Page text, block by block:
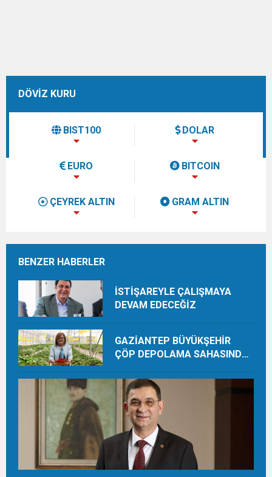
DÖVİZ KURU
BIST100 DOLAR
EURO BITCOIN
ÇEYREK ALTIN GRAM ALTIN
BENZER HABERLER
İSTİŞAREYLE ÇALIŞMAYA
DEVAM EDECEĞİZ
GAZİANTEP BÜYÜKŞEHİR
ÇÖP DEPOLAMA SAHASINDA
TON HASAT YAPIYOR